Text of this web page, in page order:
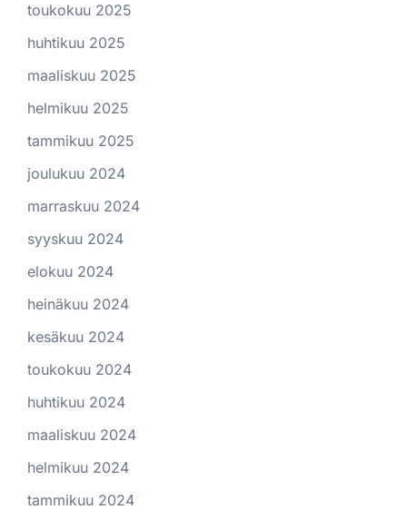
toukokuu 2025
huhtikuu 2025
maaliskuu 2025
helmikuu 2025
tammikuu 2025
joulukuu 2024
marraskuu 2024
syyskuu 2024
elokuu 2024
heinäkuu 2024
kesäkuu 2024
toukokuu 2024
huhtikuu 2024
maaliskuu 2024
helmikuu 2024
tammikuu 2024